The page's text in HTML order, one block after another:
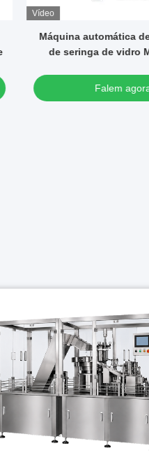
Vídeo
Preenchimento de
secretária com
Falem